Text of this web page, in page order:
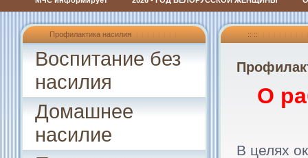
Профилактика насилия
Воспитание без
насилия
Домашнее
насилие
:: ::
О
В целях